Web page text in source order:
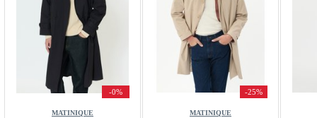
-0%
MATINIQUE
-25%
MATINIQUE